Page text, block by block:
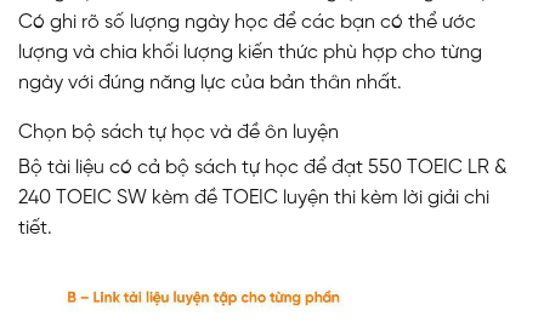
Có ghi rõ số lượng ngày học để các bạn có thể ước
lượng và chia khối lượng kiến thức phù hợp cho từng
ngày với đúng năng lực của bản thân nhất.
Chọn bộ sách tự học và đề ôn luyện
Bộ tài liệu có cả bộ sách tự học để đạt 550 TOEIC LR &
240 TOEIC SW kèm đề TOEIC luyện thi kèm lời giải chi
tiết.